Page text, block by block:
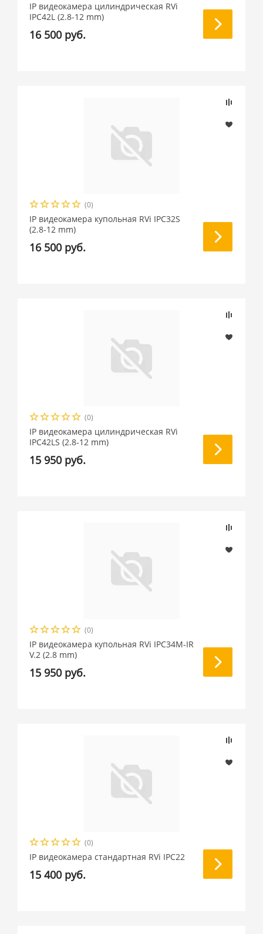
IP видеокамера цилиндрическая RVi
IPC42L (2.8-12 mm)
16 500 руб.
(0)
IP видеокамера купольная RVi IPC32S
(2.8-12 mm)
16 500 руб.
(0)
IP видеокамера цилиндрическая RVi
IPC42LS (2.8-12 mm)
15 950 руб.
(0)
IP видеокамера купольная RVi IPC34M-IR
V.2 (2.8 mm)
15 950 руб.
(0)
IP видеокамера стандартная RVi IPC22
15 400 руб.